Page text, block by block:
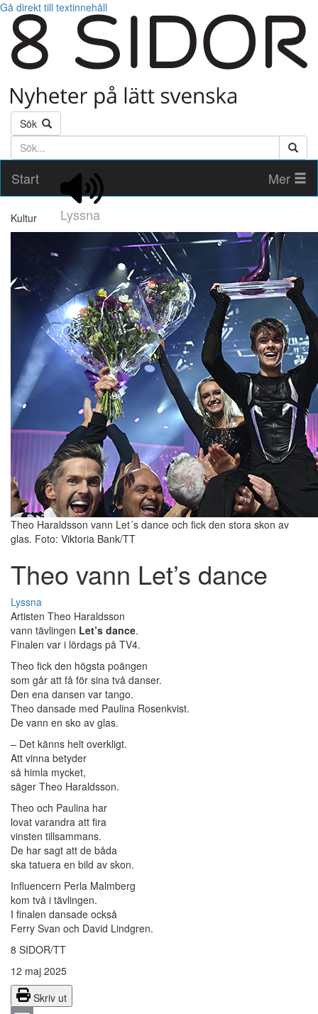
Gå direkt till textinnehåll
Sök
Söktext
Start
Lyssna
Mer
Kultur
Theo Haraldsson vann Let´s dance och fick den stora skon av
glas. Foto: Viktoria Bank/TT
Theo vann Let’s dance
Lyssna
Artisten Theo Haraldsson
vann tävlingen Let’s dance.
Finalen var i lördags på TV4.
Theo fick den högsta poängen
som går att få för sina två danser.
Den ena dansen var tango.
Theo dansade med Paulina Rosenkvist.
De vann en sko av glas.
– Det känns helt overkligt.
Att vinna betyder
så himla mycket,
säger Theo Haraldsson.
Theo och Paulina har
lovat varandra att fira
vinsten tillsammans.
De har sagt att de båda
ska tatuera en bild av skon.
Influencern Perla Malmberg
kom två i tävlingen.
I finalen dansade också
Ferry Svan och David Lindgren.
8 SIDOR/TT
12 maj 2025
Skriv ut